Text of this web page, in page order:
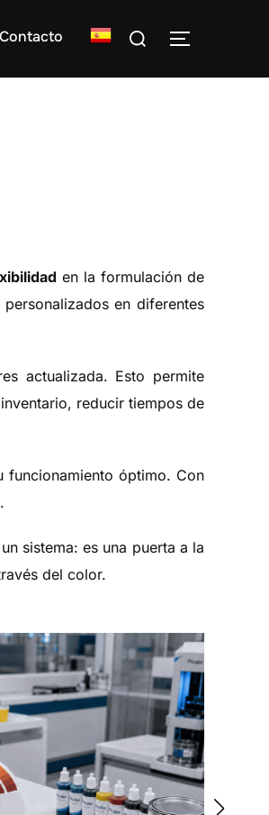
Contacto
Buscar:
en la formulación de
en diferentes
actualizada. Esto permite
reducir tiempos de
funcionamiento óptimo. Con
sistema: es una puerta a la
del color.